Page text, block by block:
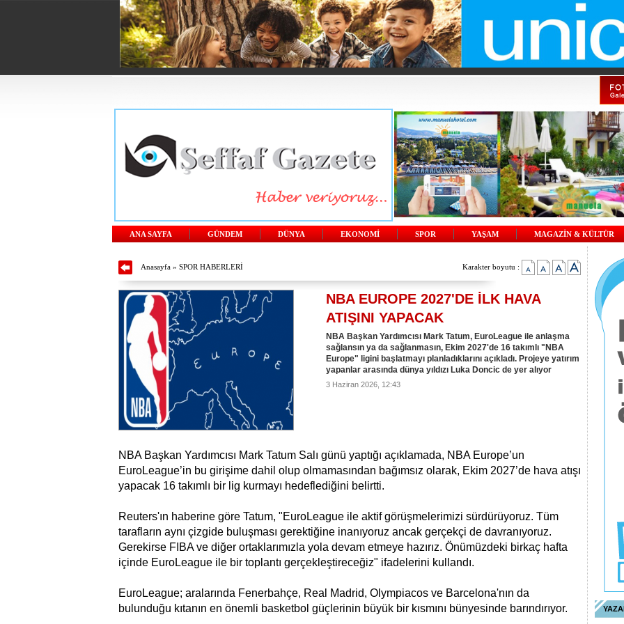
ANA SAYFA GÜNDEM DÜNYA EKONOMİ SPOR YAŞAM MAGAZİN & KÜLTÜR
Anasayfa » SPOR HABERLERİ Karakter boyutu :
NBA EUROPE 2027'DE İLK HAVA
ATIŞINI YAPACAK
NBA Başkan Yardımcısı Mark Tatum, EuroLeague ile anlaşma
sağlansın ya da sağlanmasın, Ekim 2027'de 16 takımlı "NBA
Europe" ligini başlatmayı planladıklarını açıkladı. Projeye yatırım
yapanlar arasında dünya yıldızı Luka Doncic de yer alıyor
3 Haziran 2026, 12:43
NBA Başkan Yardımcısı Mark Tatum Salı günü yaptığı açıklamada, NBA Europe’un
EuroLeague’in bu girişime dahil olup olmamasından bağımsız olarak, Ekim 2027’de hava atışı
yapacak 16 takımlı bir lig kurmayı hedeflediğini belirtti.
Reuters'ın haberine göre Tatum, "EuroLeague ile aktif görüşmelerimizi sürdürüyoruz. Tüm
tarafların aynı çizgide buluşması gerektiğine inanıyoruz ancak gerçekçi de davranıyoruz.
Gerekirse FIBA ve diğer ortaklarımızla yola devam etmeye hazırız. Önümüzdeki birkaç hafta
içinde EuroLeague ile bir toplantı gerçekleştireceğiz" ifadelerini kullandı.
EuroLeague; aralarında Fenerbahçe, Real Madrid, Olympiacos ve Barcelona'nın da
bulunduğu kıtanın en önemli basketbol güçlerinin büyük bir kısmını bünyesinde barındırıyor.